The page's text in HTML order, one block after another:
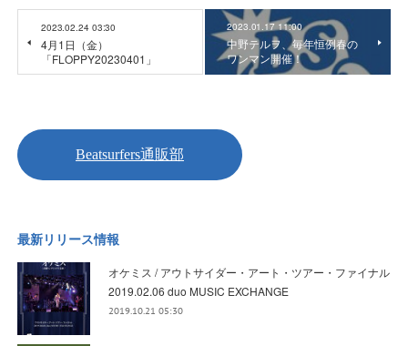
2023.02.24 03:30
4月1日（金）
「FLOPPY20230401」
2023.01.17 11:00
中野テルヲ、毎年恒例春の
ワンマン開催！
最新リリース情報
オケミス / アウトサイダー・アート・ツアー・ファイナル
2019.02.06 duo MUSIC EXCHANGE
2019.10.21 05:30